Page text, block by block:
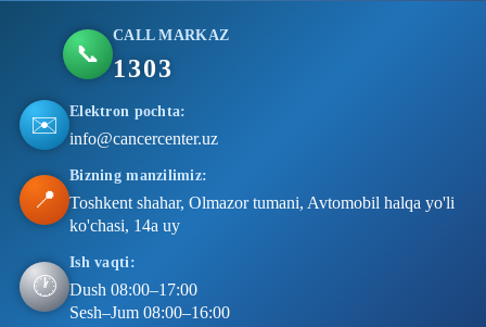
📞
CALL MARKAZ
1303
✉️ Elektron pochta:
info@cancercenter.uz
📍
Bizning manzilimiz:
Toshkent shahar, Olmazor tumani, Avtomobil halqa yo'li
ko'chasi, 14a uy
🕐
Ish vaqti:
Dush 08:00–17:00
Sesh–Jum 08:00–16:00